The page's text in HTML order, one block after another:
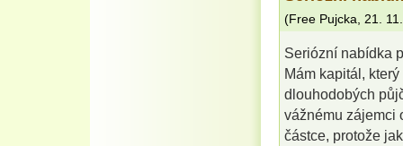
(Free Pujcka 21.
Seriózní nabídka
Mám kapitál,
dlouhodobých
vážnému zájemci
částce, protože